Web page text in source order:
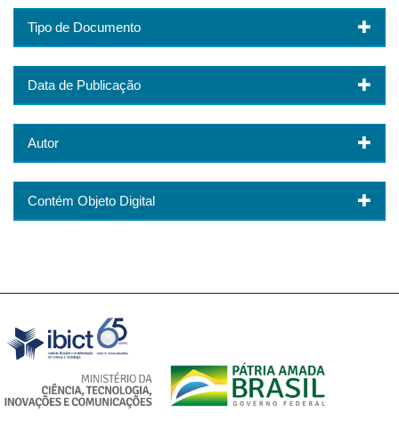
Tipo de Documento
Data de Publicação
Autor
Contém Objeto Digital